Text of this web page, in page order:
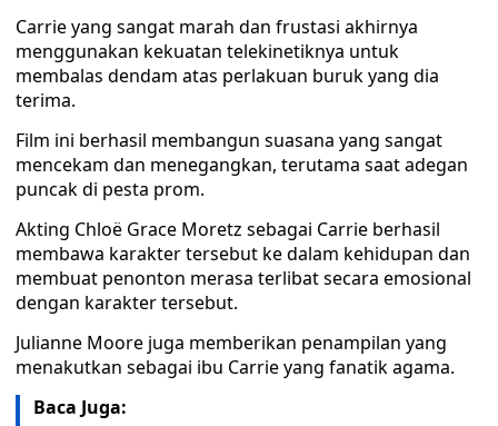
Carrie yang sangat marah dan frustasi akhirnya
menggunakan kekuatan telekinetiknya untuk
membalas dendam atas perlakuan buruk yang dia
terima.
Film ini berhasil membangun suasana yang sangat
mencekam dan menegangkan, terutama saat adegan
puncak di pesta prom.
Akting Chloë Grace Moretz sebagai Carrie berhasil
membawa karakter tersebut ke dalam kehidupan dan
membuat penonton merasa terlibat secara emosional
dengan karakter tersebut.
Julianne Moore juga memberikan penampilan yang
menakutkan sebagai ibu Carrie yang fanatik agama.
Baca Juga: